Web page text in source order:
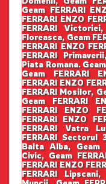
Geam FERRARI
FERRARI ENZO
FERRARI Victoriei,
Floreasca, Geam
FERRARI ENZO
FERRARI
Piata Romana.
Geam FERRARI
FERRARI ENZO
FERRARI Mosilor,
Geam FERRARI
FERRARI ENZO
FERRARI ENZO
FERRARI Vatra
FERRARI Sectorul
Balta Alba, Geam
Civic, Geam
FERRARI ENZO
FERRARI